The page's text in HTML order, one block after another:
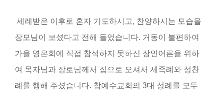
세례받은 이후로 혼자 기도하시고, 찬양하시는 모습을
장모님이 보셨다고 전해 들었습니다. 거동이 불편하여
가을 영은회에 직접 참석하지 못하신 장인어른을 위하
여 목자님과 장로님께서 집으로 오셔서 세족례와 성찬
례를 행해 주셨습니다. 참예수교회의 3대 성례를 모두